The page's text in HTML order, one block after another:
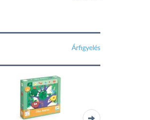
Árfigyelés